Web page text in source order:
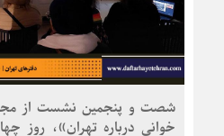
شصت و پنجمین نشست از